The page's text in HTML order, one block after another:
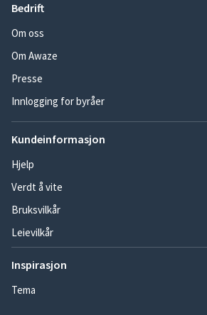
Bedrift
Om oss
Om Awaze
Presse
Innlogging for byråer
Kundeinformasjon
Hjelp
Verdt å vite
Bruksvilkår
Leievilkår
Inspirasjon
Tema